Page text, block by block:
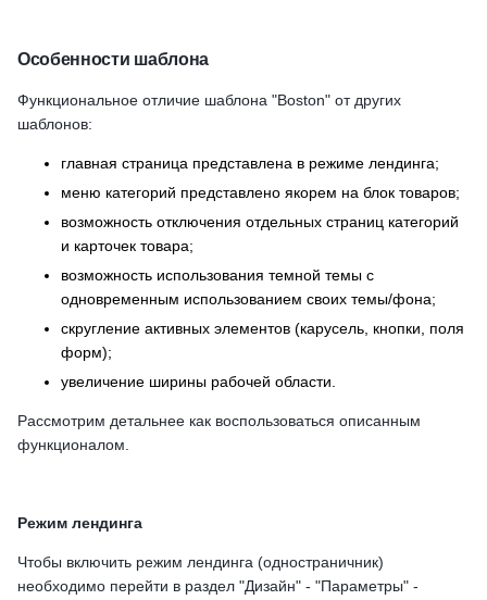
Особенности шаблона
Функциональное отличие шаблона "Boston" от других
шаблонов:
главная страница представлена в режиме лендинга;
меню категорий представлено якорем на блок товаров;
возможность отключения отдельных страниц категорий
и карточек товара;
возможность использования темной темы с
одновременным использованием своих темы/фона;
скругление активных элементов (карусель, кнопки, поля
форм);
увеличение ширины рабочей области.
Рассмотрим детальнее как воспользоваться описанным
функционалом.
Режим лендинга
Чтобы включить режим лендинга (одностраничник)
необходимо перейти в раздел "Дизайн" - "Параметры" -